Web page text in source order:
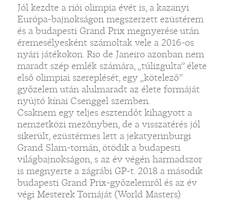
Jól kezdte a riói olimpia évét is, a kazanyi
Európa-bajnokságon megszerzett ezüstérem
és a budapesti Grand Prix megnyerése után
éremesélyesként számoltak vele a 2016-os
nyári játékokon. Rio de Janeiro azonban nem
maradt szép emlék számára, „túlizgulta” élete
első olimpiai szereplését, egy „kötelező”
győzelem után alulmaradt az élete formáját
nyújtó kínai Csenggel szemben.
Csaknem egy teljes esztendőt kihagyott a
nemzetközi mezőnyben, de a visszatérés jól
sikerült, ezüstérmes lett a jekatyerinburgi
Grand Slam-tornán, ötödik a budapesti
világbajnokságon, s az év végén harmadszor
is megnyerte a zágrábi GP-t. 2018 a második
budapesti Grand Prix-győzelemről és az év
végi Mesterek Tornáját (World Masters)